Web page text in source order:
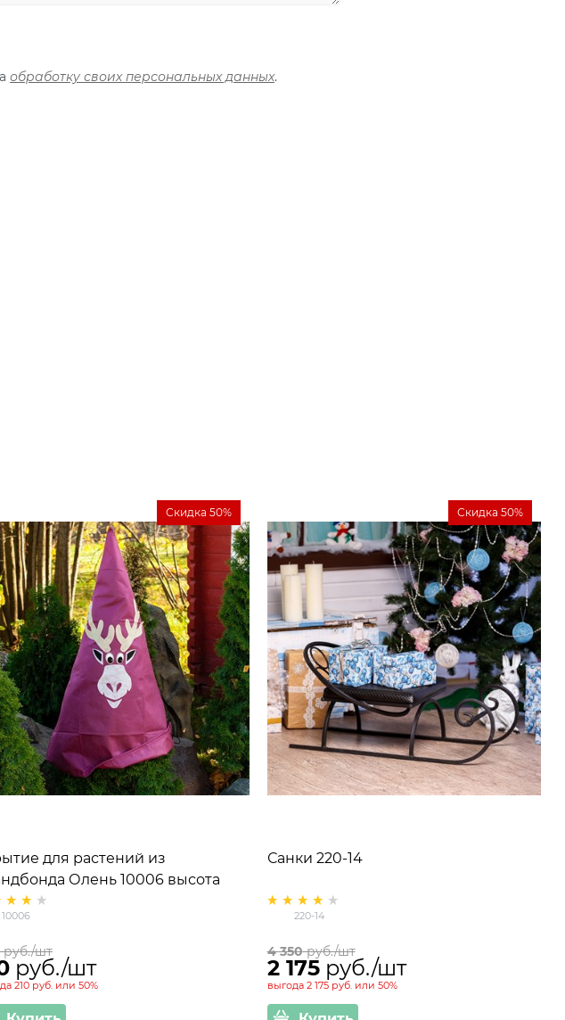
обработку своих персональных данных.
для растений из
Олень 10006 высота
10006
Скидка 50%
руб./шт
руб./шт
210 руб. или 50%
Санки 220-14
220-14
Скидка 50%
4 350 руб./шт
2 175 руб./шт
выгода 2 175 руб.или 50%